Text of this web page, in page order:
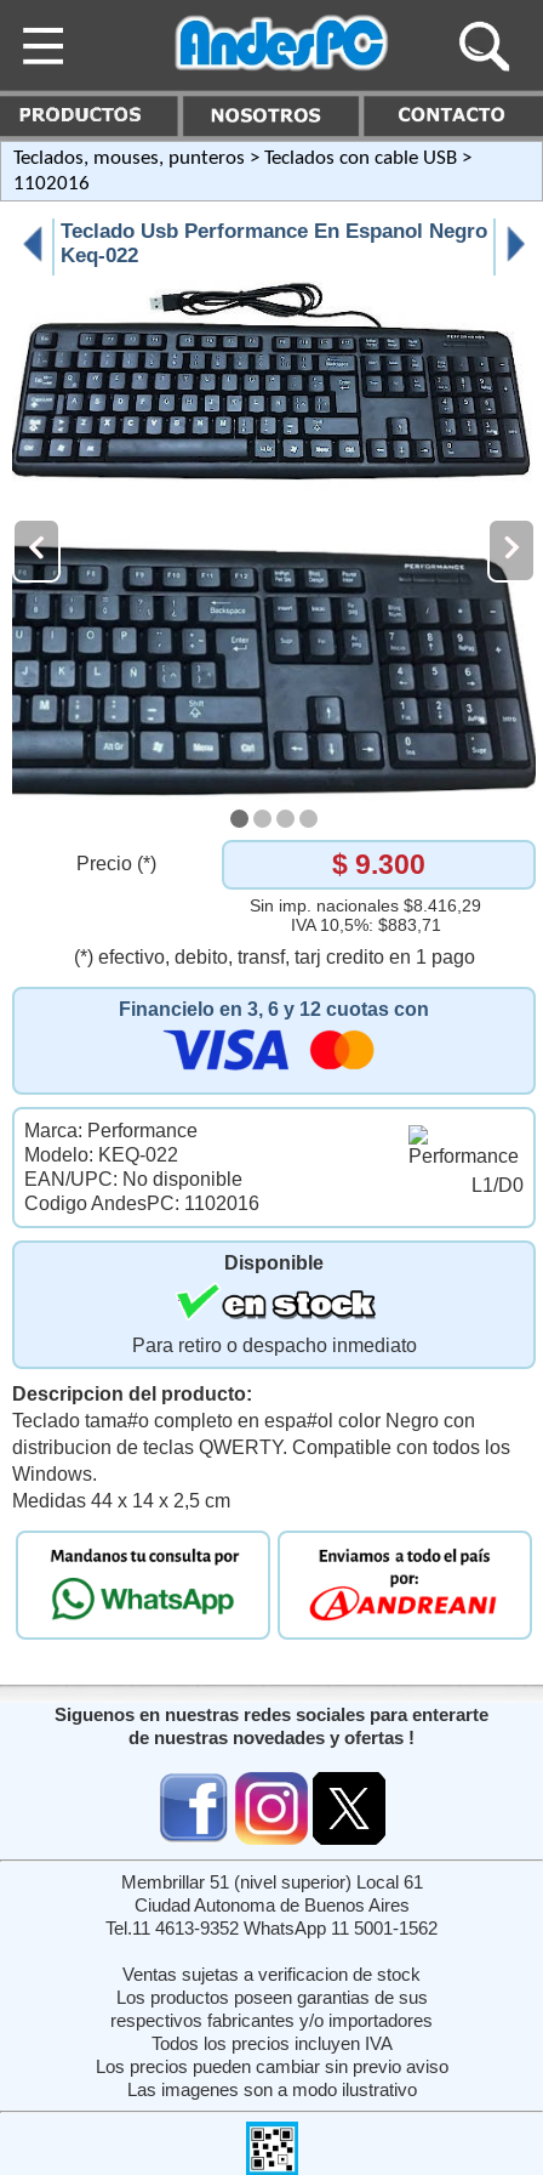
Teclados, mouses, punteros > Teclados con cable USB >
1102016
Teclado Usb Performance En Espanol Negro
Keq-022
Precio (*) $ 9.300
Sin imp. nacionales $8.416,29
IVA 10,5%: $883,71
(*) efectivo, debito, transf, tarj credito en 1 pago
Financielo en 3, 6 y 12 cuotas con
L1/D0
Marca: Performance
Modelo: KEQ-022
EAN/UPC: No disponible
Codigo AndesPC: 1102016
Disponible
Para retiro o despacho inmediato
Descripcion del producto:
Teclado tama#o completo en espa#ol color Negro con
distribucion de teclas QWERTY. Compatible con todos los
Windows.
Medidas 44 x 14 x 2,5 cm
Siguenos en nuestras redes sociales para enterarte
de nuestras novedades y ofertas !
Membrillar 51 (nivel superior) Local 61
Ciudad Autonoma de Buenos Aires
Tel.11 4613-9352 WhatsApp 11 5001-1562
Ventas sujetas a verificacion de stock
Los productos poseen garantias de sus
respectivos fabricantes y/o importadores
Todos los precios incluyen IVA
Los precios pueden cambiar sin previo aviso
Las imagenes son a modo ilustrativo